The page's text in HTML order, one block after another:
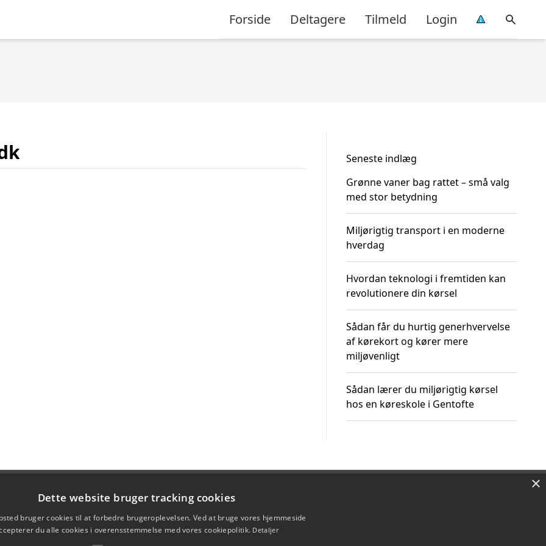
Forside Deltagere Tilmeld Login
Seneste indlæg
Grønne vaner bag rattet – små valg
med stor betydning
Miljørigtig transport i en moderne
hverdag
Hvordan teknologi i fremtiden kan
revolutionere din kørsel
Sådan får du hurtig generhvervelse
af kørekort og kører mere
miljøvenligt
Sådan lærer du miljørigtig kørsel
hos en køreskole i Gentofte
×
Dette website bruger tracking cookies
bruger cookies til at forbedre brugeroplevelsen. Ved at bruge vores hjemmeside
du alle cookies i overensstemmelse med vores cookiepolitik. Detaljer